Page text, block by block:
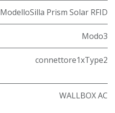
ModelloSilla Prism Solar RFID
Modo3
connettore1xType2
WALLBOX AC